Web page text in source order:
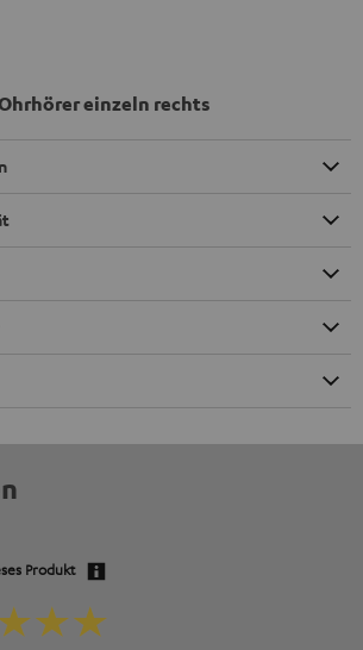
Ohrhörer einzeln rechts
Produkt